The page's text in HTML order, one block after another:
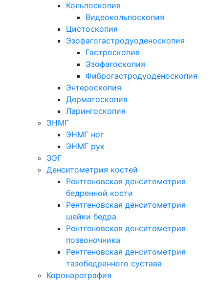
Кольпоскопия
Видеокольпоскопия
Цистоскопия
Эзофагогастродуоденоскопия
Гастроскопия
Эзофагоскопия
Фиброгастродуоденоскопия
Энтероскопия
Дерматоскопия
Ларингоскопия
ЭНМГ
ЭНМГ ног
ЭНМГ рук
ЭЭГ
Денситометрия костей
Рентгеновская денситометрия
бедренной кости
Рентгеновская денситометрия
шейки бедра
Рентгеновская денситометрия
позвоночника
Рентгеновская денситометрия
тазобедренного сустава
Коронарография